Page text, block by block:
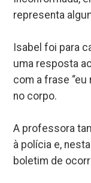
representa
Isabel foi para
uma resposta
com a frase “eu
no corpo.
A professora
à polícia e,
boletim de